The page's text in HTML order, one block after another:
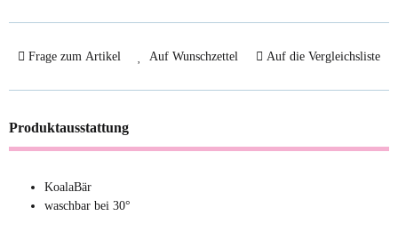
Frage zum Artikel Auf Wunschzettel Auf die Vergleichsliste
Produktausstattung
KoalaBär
waschbar bei 30°